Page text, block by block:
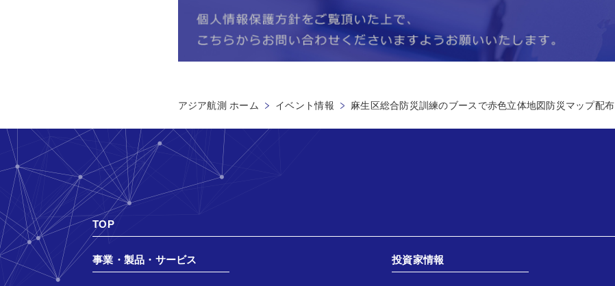
アジア航測 ホーム イベント情報 麻生区総合防災訓練のブースで赤色立体地図防災マップ配布
TOP
事業・製品・サービス 投資家情報